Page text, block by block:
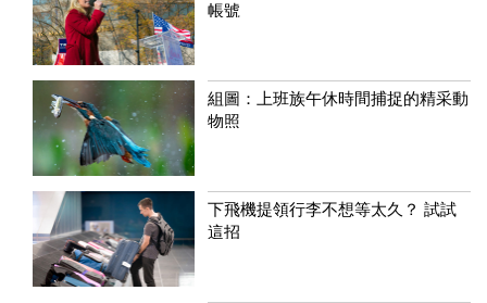
帳號
組圖：上班族午休時間捕捉的精采動
物照
下飛機提領行李不想等太久？ 試試
這招